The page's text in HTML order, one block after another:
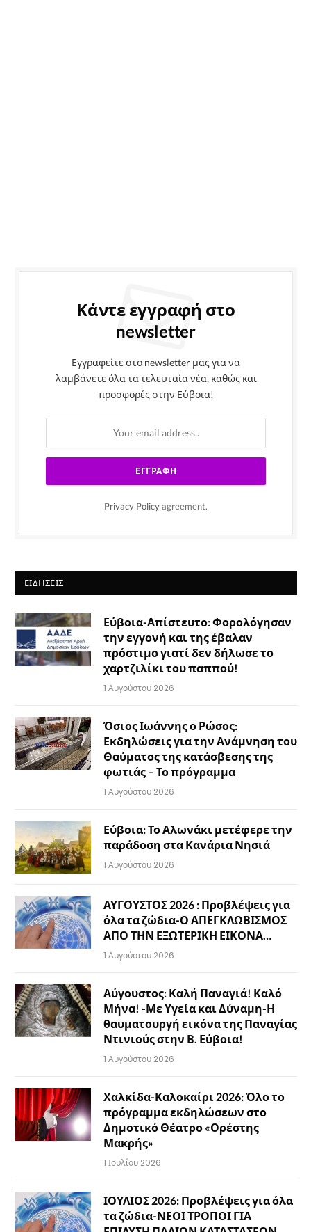
Κάντε εγγραφή στο
newsletter
Εγγραφείτε στο newsletter μας για να
λαμβάνετε όλα τα τελευταία νέα, καθώς και
προσφορές στην Εύβοια!
Privacy Policy agreement.
ΕΙΔΉΣΕΙΣ
Εύβοια-Απίστευτο: Φορολόγησαν
την εγγονή και της έβαλαν
πρόστιμο γιατί δεν δήλωσε το
χαρτζιλίκι του παππού!
1 Αυγούστου 2026
Όσιος Ιωάννης ο Ρώσος:
Εκδηλώσεις για την Ανάμνηση του
Θαύματος της κατάσβεσης της
φωτιάς – Το πρόγραμμα
1 Αυγούστου 2026
Εύβοια: Το Αλωνάκι μετέφερε την
παράδοση στα Κανάρια Νησιά
1 Αυγούστου 2026
ΑΥΓΟΥΣΤΟΣ 2026 : Προβλέψεις για
όλα τα ζώδια-Ο ΑΠΕΓΚΛΩΒΙΣΜΟΣ
ΑΠΟ ΤΗΝ ΕΞΩΤΕΡΙΚΗ ΕΙΚΟΝΑ…
1 Αυγούστου 2026
Αύγουστος: Καλή Παναγιά! Καλό
Μήνα! -Με Υγεία και Δύναμη-Η
θαυματουργή εικόνα της Παναγίας
Ντινιούς στην Β. Εύβοια!
1 Αυγούστου 2026
Χαλκίδα-Καλοκαίρι 2026: Όλο το
πρόγραμμα εκδηλώσεων στο
Δημοτικό Θέατρο «Ορέστης
Μακρής»
1 Ιουλίου 2026
ΙΟΥΛΙΟΣ 2026: Προβλέψεις για όλα
τα ζώδια-ΝΕΟΙ ΤΡΟΠΟΙ ΓΙΑ